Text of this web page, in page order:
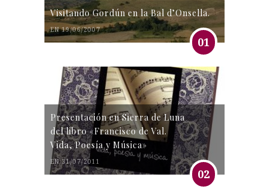
Visitando Gordún en la Bal d’Onsella.
EN 19/06/2007
01
Presentación en Sierra de Luna
del libro «Francisco de Val.
Vida, Poesía y Música»
EN 31/07/2011
02